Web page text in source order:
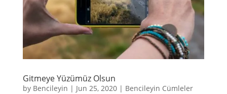
Gitmeye Yüzümüz Olsun
by Bencileyin | Jun 25, 2020| Bencileyin Cümleler